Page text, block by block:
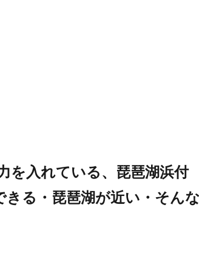
入れている、琵琶湖浜付
きる・琵琶湖が近い・そん